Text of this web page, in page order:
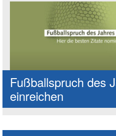
Fußballspruch des
einreichen